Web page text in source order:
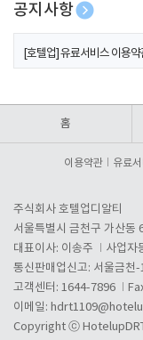
공지사항
[호텔업] 개인정보 처리방침
[호텔업] 유료서비스 이용약
홈
이용약관 유료
주식회사 호텔업디알티
서울특별시 금천구 가산동
대표이사: 이송주
사업자
통신판매업신고: 서울금천-
고객센터: 1644-7896
이메일:
Copyright ⓒ